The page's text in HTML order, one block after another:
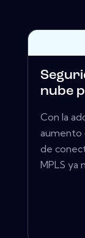
nube
Con la
aumento
de
MPLS ya